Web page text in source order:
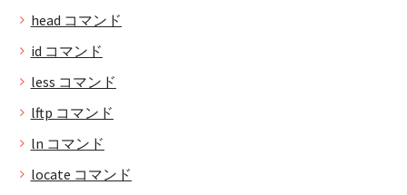
head コマンド
id コマンド
less コマンド
lftp コマンド
ln コマンド
locate コマンド